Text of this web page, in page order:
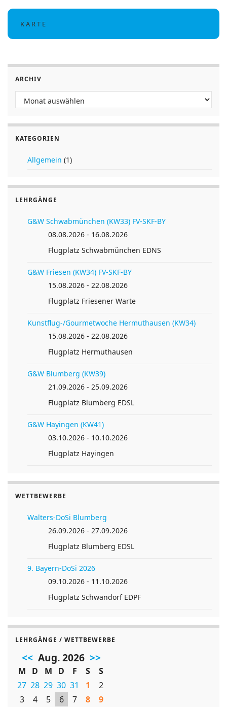
K A R T E
Anreise planen von
ARCHIV
Archiv
KATEGORIEN
Allgemein (1)
LEHRGÄNGE
G&W Schwabmünchen (KW33) FV-SKF-BY
08.08.2026 - 16.08.2026
Flugplatz Schwabmünchen EDNS
G&W Friesen (KW34) FV-SKF-BY
15.08.2026 - 22.08.2026
Flugplatz Friesener Warte
Kunstflug-/Gourmetwoche Hermuthausen (KW34)
15.08.2026 - 22.08.2026
Flugplatz Hermuthausen
G&W Blumberg (KW39)
21.09.2026 - 25.09.2026
Flugplatz Blumberg EDSL
G&W Hayingen (KW41)
03.10.2026 - 10.10.2026
Flugplatz Hayingen
WETTBEWERBE
Walters-DoSi Blumberg
26.09.2026 - 27.09.2026
Flugplatz Blumberg EDSL
9. Bayern-DoSi 2026
09.10.2026 - 11.10.2026
Flugplatz Schwandorf EDPF
LEHRGÄNGE / WETTBEWERBE
<< Aug. 2026 >>
M D M D F S
S
27 28 29 30 31 1
2
3
4 5 6 7 8 9